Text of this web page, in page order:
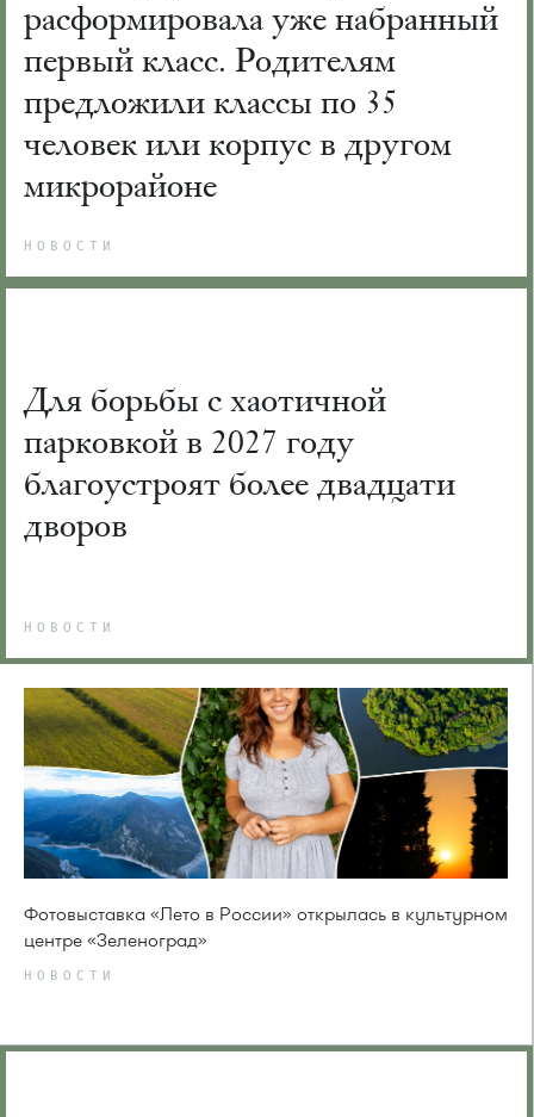
расформировала уже набранный
первый класс. Родителям
предложили классы по 35
человек или корпус в другом
микрорайоне
НОВОСТИ
Для борьбы с хаотичной
парковкой в 2027 году
благоустроят более двадцати
дворов
НОВОСТИ
Фотовыставка «Лето в России» открылась в культурном
центре «Зеленоград»
НОВОСТИ